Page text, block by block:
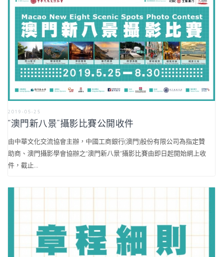
2019-05-25
“澳門新八景”攝影比賽公開收件
由中華文化交流協會主辦，中國工商銀行(澳門)股份有限公司為指定贊
助商、澳門攝影學會協辦之“澳門新八景”攝影比賽由即日起開始網上收
件，截止...